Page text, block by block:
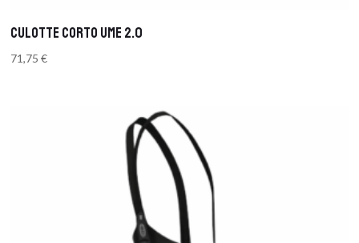
CULOTTE CORTO UME 2.0
71,75€